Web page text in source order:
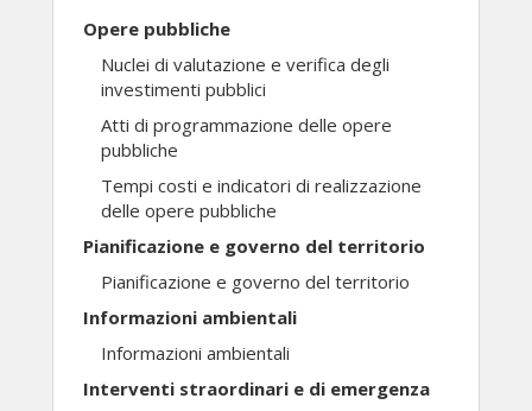
Opere pubbliche
Nuclei di valutazione e verifica degli
investimenti pubblici
Atti di programmazione delle opere
pubbliche
Tempi costi e indicatori di realizzazione
delle opere pubbliche
Pianificazione e governo del territorio
Pianificazione e governo del territorio
Informazioni ambientali
Informazioni ambientali
Interventi straordinari e di emergenza